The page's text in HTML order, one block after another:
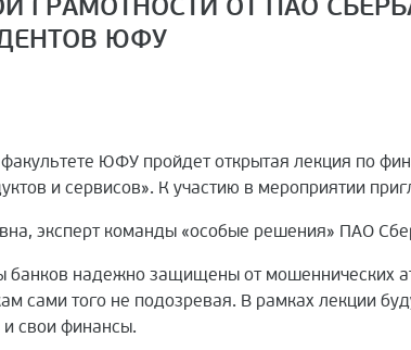
ОТ ПАО
ЮФУ
ЮФУ пройдет открытая лекция по
и сервисов». К участию в мероприятии
эксперт команды «особые решения» ПАО
банков надежно защищены от мошеннических
сами того не подозревая. В рамках лекции
свои финансы.